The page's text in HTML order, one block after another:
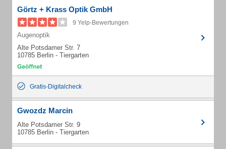
Görtz + Krass Optik GmbH
9 Yelp-Bewertungen
Augenoptik
Alte Potsdamer Str. 7
10785 Berlin - Tiergarten
Gratis-Digitalcheck
Gwozdz Marcin
Alte Potsdamer Str. 9
10785 Berlin - Tiergarten